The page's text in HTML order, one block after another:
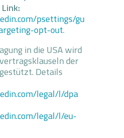
psettings/gu
opt-out.
in die USA wird
der
Details
legal/l/dpa
legal/l/eu-